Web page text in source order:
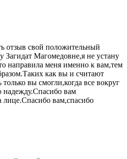
отзыв свой положительный
Загидат Магомедовне,я не устану
направила меня именно к вам,тем
как вы и считают
вы смогли,когда все вокруг
надежду.Спасибо вам
вам,спасибо